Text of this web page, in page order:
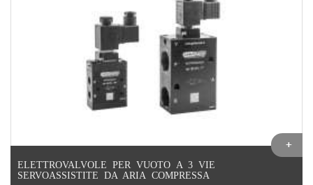
ELETTROVALVOLE PER VUOTO A 3 VIE
SERVOASSISTITE DA ARIA COMPRESSA